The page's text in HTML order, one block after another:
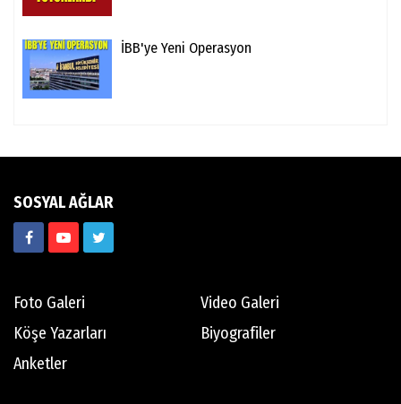
İBB'ye Yeni Operasyon
SOSYAL AĞLAR
Foto Galeri
Video Galeri
Köşe Yazarları
Biyografiler
Anketler